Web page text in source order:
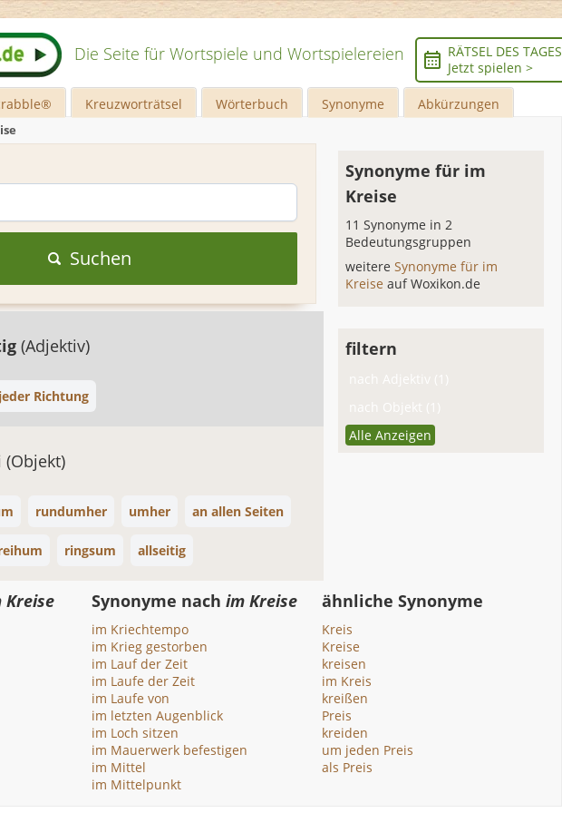
Die Seite für Wortspiele und Wortspielereien
RÄTSEL DES TAGES
Jetzt spielen >
Kreuzworträtsel Wörterbuch Synonyme Abkürzungen
Suchen
(Adjektiv)
Richtung
(Objekt)
rundumher umher an allen Seiten
ringsum allseitig
Synonyme für im
Kreise
11 Synonyme in 2
Bedeutungsgruppen
weitereSynonyme für im
Kreiseauf Woxikon.de
filtern
nach Adjektiv (1)
nach Objekt (1)
Alle Anzeigen
Kreise Synonyme nachim Kreise
im Kriechtempo
im Krieg gestorben
im Lauf der Zeit
im Laufe der Zeit
im Laufe von
im letzten Augenblick
im Loch sitzen
im Mauerwerk befestigen
im Mittel
im Mittelpunkt
ähnliche Synonyme
Kreis
Kreise
kreisen
im Kreis
kreißen
Preis
kreiden
um jeden Preis
als Preis